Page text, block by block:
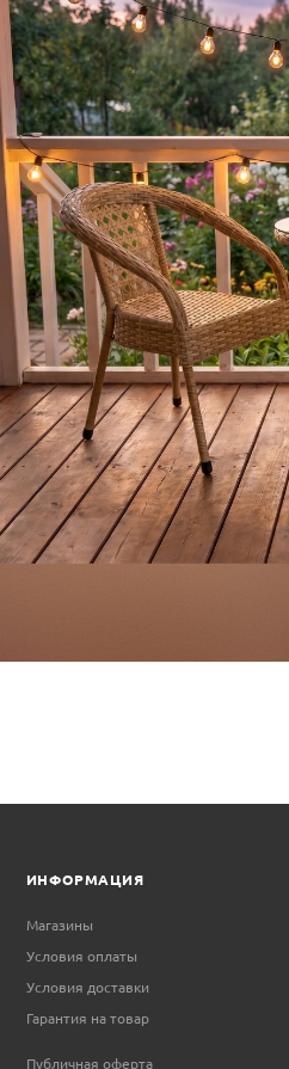
ИНФОРМАЦИЯ
Магазины
Условия оплаты
Условия доставки
Гарантия на товар
Публичная оферта